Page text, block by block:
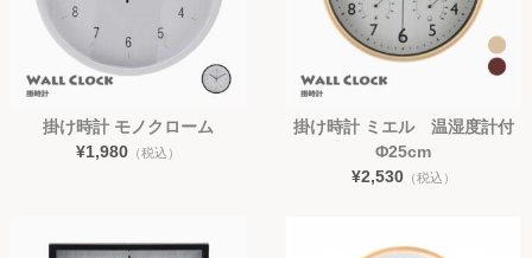
照明
植物
時計
インテリア小物
掛け時計 モノクローム
¥1,980 （税込）
掛け時計 ミエル 温湿度計付
Φ25cm
¥2,530（税込）